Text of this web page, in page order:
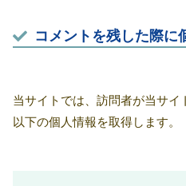
コメントを残した際に
当サイトでは、訪問者が当サイ
以下の個人情報を取得します。